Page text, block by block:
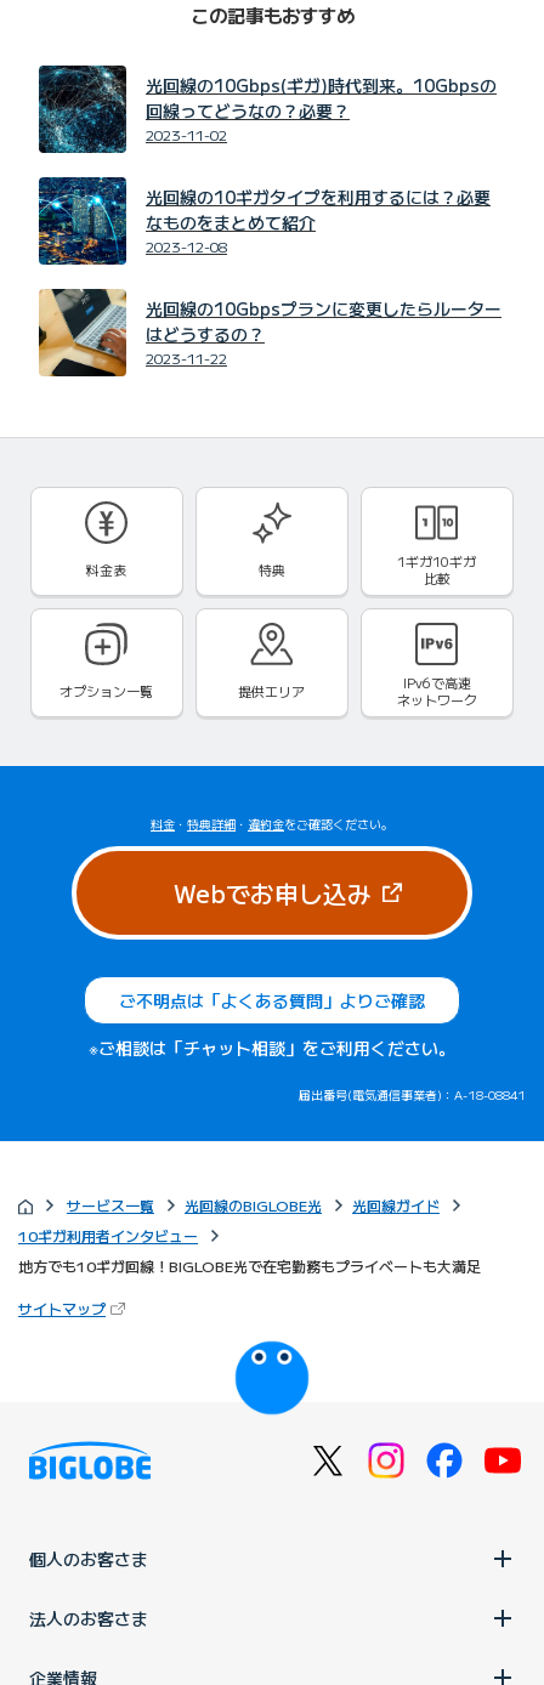
この記事もおすすめ
光回線の10Gbps(ギガ)時代到来。10Gbpsの
回線ってどうなの？必要？
2023-11-02
光回線の10ギガタイプを利用するには？必要
なものをまとめて紹介
2023-12-08
光回線の10Gbpsプランに変更したらルーター
はどうするの？
2023-11-22
料金表 特典
1ギガ10ギガ
比較
オプション一覧 提供エリア IPv6で高速
ネットワーク
料金 ・ 特典詳細 ・ 違約金をご確認ください。
Webでお申し込み（新しいタブ
ご不明点は「よくある質問」よりご確認
※ご相談は「チャット相談」をご利用ください。
届出番号(電気通信事業者)：A-18-08841
サービス一覧 光回線のBIGLOBE光
光回線ガイド
10ギガ利用者インタビュー
地方でも10ギガ回線！BIGLOBE光で在宅勤務もプライベートも大満足
サイトマップ（新しいタブで開きます）
びっぷるのページ
個人のお客さま
法人のお客さま
企業情報